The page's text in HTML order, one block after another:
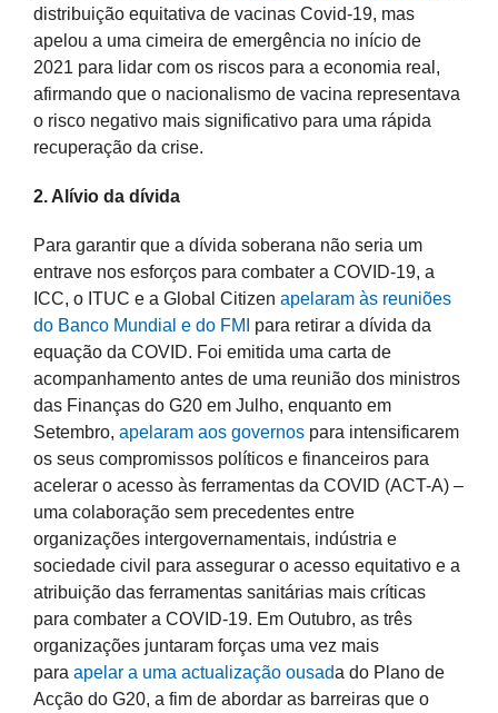
distribuição equitativa de vacinas Covid-19, mas
apelou a uma cimeira de emergência no início de
2021 para lidar com os riscos para a economia real,
afirmando que o nacionalismo de vacina representava
o risco negativo mais significativo para uma rápida
recuperação da crise.
2. Alívio da dívida
Para garantir que a dívida soberana não seria um
entrave nos esforços para combater a COVID-19, a
ICC, o ITUC e a Global Citizen apelaram às reuniões
do Banco Mundial e do FMI
para retirar a dívida da
equação da COVID. Foi emitida uma carta de
acompanhamento antes de uma reunião dos ministros
das Finanças do G20 em Julho, enquanto em
Setembro, apelaram aos governospara intensificarem
os seus compromissos políticos e financeiros para
acelerar o acesso às ferramentas da COVID (ACT-A) –
uma colaboração sem precedentes entre
organizações intergovernamentais, indústria e
sociedade civil para assegurar o acesso equitativo e a
atribuição das ferramentas sanitárias mais críticas
para combater a COVID-19. Em Outubro, as três
organizações juntaram forças uma vez mais
para apelar a uma actualização ousada do Plano de
Acção do G20, a fim de abordar as barreiras que o